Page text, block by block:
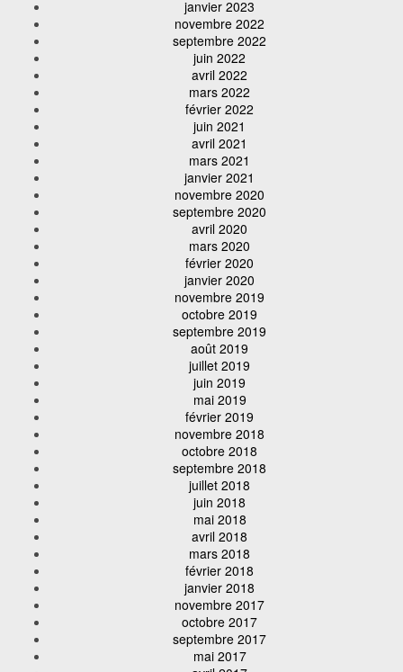
janvier 2023
novembre 2022
septembre 2022
juin 2022
avril 2022
mars 2022
février 2022
juin 2021
avril 2021
mars 2021
janvier 2021
novembre 2020
septembre 2020
avril 2020
mars 2020
février 2020
janvier 2020
novembre 2019
octobre 2019
septembre 2019
août 2019
juillet 2019
juin 2019
mai 2019
février 2019
novembre 2018
octobre 2018
septembre 2018
juillet 2018
juin 2018
mai 2018
avril 2018
mars 2018
février 2018
janvier 2018
novembre 2017
octobre 2017
septembre 2017
mai 2017